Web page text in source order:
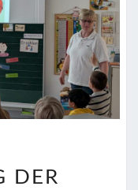
DER